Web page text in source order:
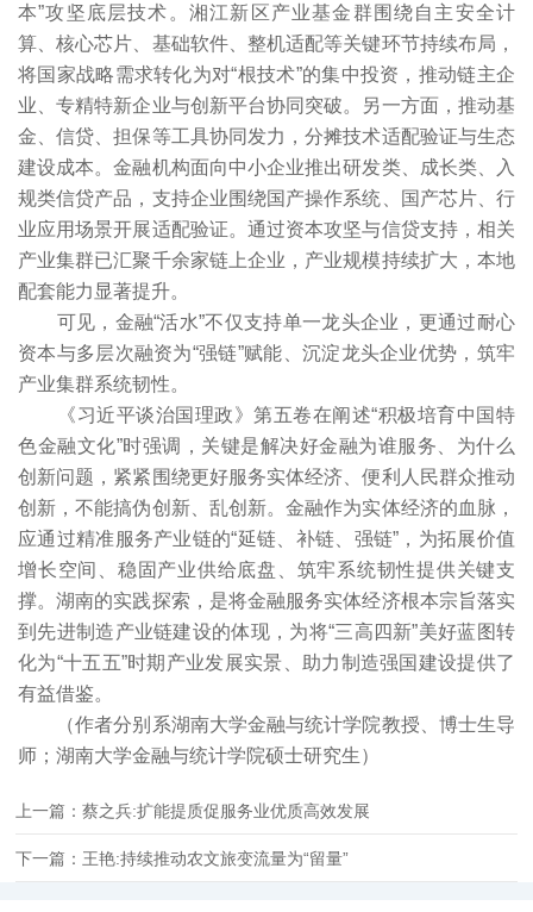
本”攻坚底层技术。湘江新区产业基金群围绕自主安全计
算、核心芯片、基础软件、整机适配等关键环节持续布局，
将国家战略需求转化为对“根技术”的集中投资，推动链主企
业、专精特新企业与创新平台协同突破。另一方面，推动基
金、信贷、担保等工具协同发力，分摊技术适配验证与生态
建设成本。金融机构面向中小企业推出研发类、成长类、入
规类信贷产品，支持企业围绕国产操作系统、国产芯片、行
业应用场景开展适配验证。通过资本攻坚与信贷支持，相关
产业集群已汇聚千余家链上企业，产业规模持续扩大，本地
配套能力显著提升。
可见，金融“活水”不仅支持单一龙头企业，更通过耐心
资本与多层次融资为“强链”赋能、沉淀龙头企业优势，筑牢
产业集群系统韧性。
《习近平谈治国理政》第五卷在阐述“积极培育中国特
色金融文化”时强调，关键是解决好金融为谁服务、为什么
创新问题，紧紧围绕更好服务实体经济、便利人民群众推动
创新，不能搞伪创新、乱创新。金融作为实体经济的血脉，
应通过精准服务产业链的“延链、补链、强链”，为拓展价值
增长空间、稳固产业供给底盘、筑牢系统韧性提供关键支
撑。湖南的实践探索，是将金融服务实体经济根本宗旨落实
到先进制造产业链建设的体现，为将“三高四新”美好蓝图转
化为“十五五”时期产业发展实景、助力制造强国建设提供了
有益借鉴。
（作者分别系湖南大学金融与统计学院教授、博士生导
师；湖南大学金融与统计学院硕士研究生）
上一篇：蔡之兵:扩能提质促服务业优质高效发展
下一篇：王艳:持续推动农文旅变流量为“留量”